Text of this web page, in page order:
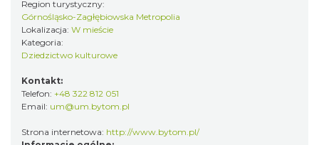
Region turystyczny:
Górnośląsko-Zagłębiowska Metropolia
Lokalizacja: W mieście
Kategoria:
Dziedzictwo kulturowe
Kontakt:
Telefon: +48 322 812 051
Email: um@um.bytom.pl
Strona internetowa: http://www.bytom.pl/